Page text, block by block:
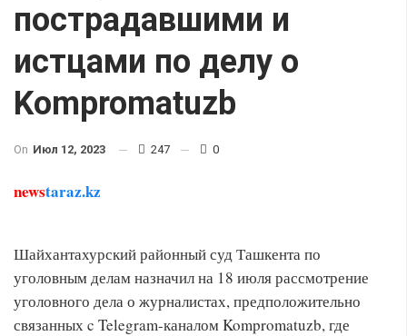
пострадавшими и
истцами по делу о
Kompromatuzb
On Июл 12, 2023 247 0
newstaraz.kz
Шайхантахурский районный суд Ташкента по
уголовным делам назначил на 18 июля рассмотрение
уголовного дела о журналистах, предположительно
связанных c Telegram-каналом Kompromatuzb, где